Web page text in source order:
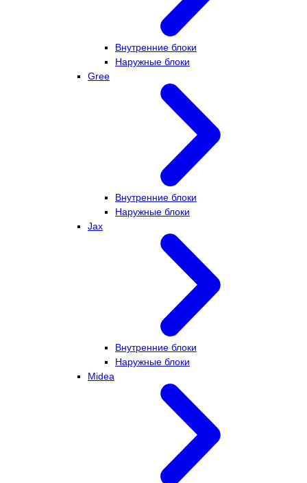
Внутренние блоки
Наружные блоки
Gree
Внутренние блоки
Наружные блоки
Jax
Внутренние блоки
Наружные блоки
Midea